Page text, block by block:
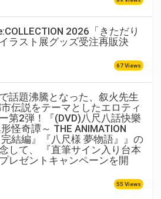
2026「きただり
ラスト展グッズ受注再販決
67 Views
話題沸騰となった、叙火先生
伝説をテーマとしたエロティ
第2弾！『(DVD)八尺八話快樂
怪奇譚～ THE ANIMATION
完結編』『八尺様 夢物語』』の
して、 『直筆サイン入り台本
レゼントキャンペーンを開
55 Views